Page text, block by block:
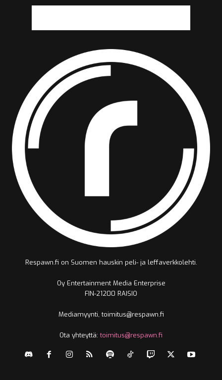
Respawn.fi on Suomen hauskin peli- ja leffaverkkolehti.
Oy Entertainment Media Enterprise
FIN-21200 RAISIO
Mediamyynti, toimitus@respawn.fi
Ota yhteyttä:toimitus@respawn.fi